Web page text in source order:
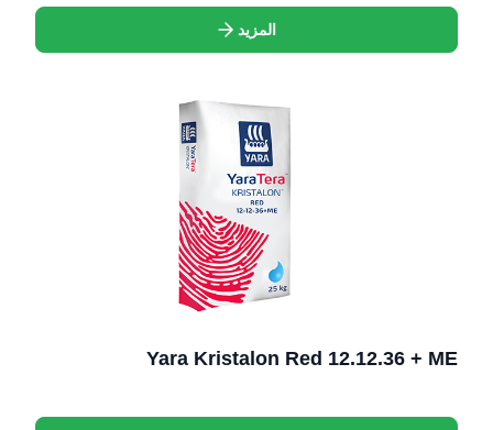
المزيد
Yara Kristalon Red 12.12.36 + ME